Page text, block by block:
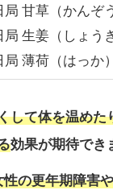
局 甘草（かんぞ
局 生姜（しょう
局 薄荷（はっか
して体を温め
効果が期待でき
性の更年期障害